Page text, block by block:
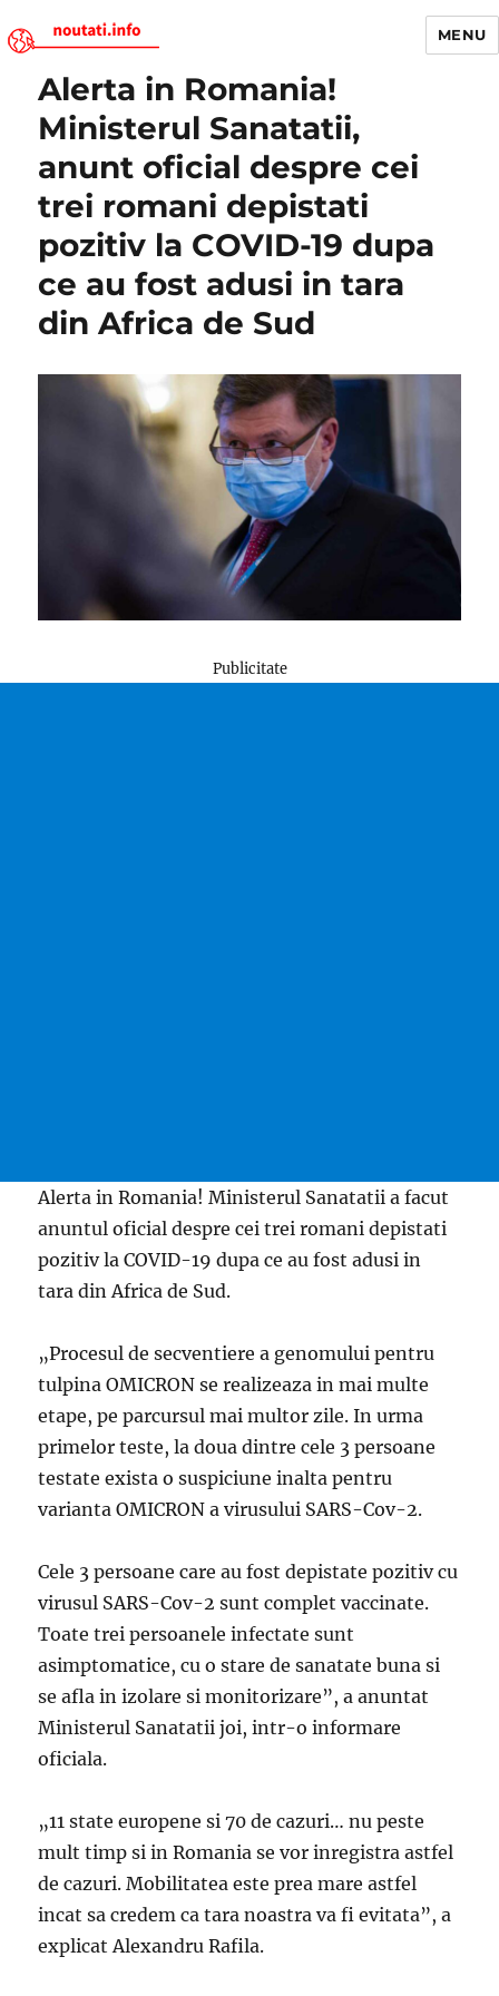
Noutati.Info
MENU
Alerta in Romania!
Ministerul Sanatatii,
anunt oficial despre cei
trei romani depistati
pozitiv la COVID-19 dupa
ce au fost adusi in tara
din Africa de Sud
Publicitate
Alerta in Romania! Ministerul Sanatatii a facut
anuntul oficial despre cei trei romani depistati
pozitiv la COVID-19 dupa ce au fost adusi in
tara din Africa de Sud.
„Procesul de secventiere a genomului pentru
tulpina OMICRON se realizeaza in mai multe
etape, pe parcursul mai multor zile. In urma
primelor teste, la doua dintre cele 3 persoane
testate exista o suspiciune inalta pentru
varianta OMICRON a virusului SARS-Cov-2.
Cele 3 persoane care au fost depistate pozitiv cu
virusul SARS-Cov-2 sunt complet vaccinate.
Toate trei persoanele infectate sunt
asimptomatice, cu o stare de sanatate buna si
se afla in izolare si monitorizare”, a anuntat
Ministerul Sanatatii joi, intr-o informare
oficiala.
„11 state europene si 70 de cazuri… nu peste
mult timp si in Romania se vor inregistra astfel
de cazuri. Mobilitatea este prea mare astfel
incat sa credem ca tara noastra va fi evitata”, a
explicat Alexandru Rafila.